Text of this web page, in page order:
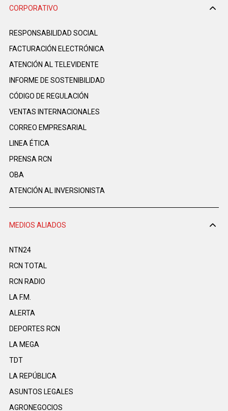
CORPORATIVO
RESPONSABILIDAD SOCIAL
FACTURACIÓN ELECTRÓNICA
ATENCIÓN AL TELEVIDENTE
INFORME DE SOSTENIBILIDAD
CÓDIGO DE REGULACIÓN
VENTAS INTERNACIONALES
CORREO EMPRESARIAL
LINEA ÉTICA
PRENSA RCN
OBA
ATENCIÓN AL INVERSIONISTA
MEDIOS ALIADOS
NTN24
RCN TOTAL
RCN RADIO
LA F.M.
ALERTA
DEPORTES RCN
LA MEGA
TDT
LA REPÚBLICA
ASUNTOS LEGALES
AGRONEGOCIOS